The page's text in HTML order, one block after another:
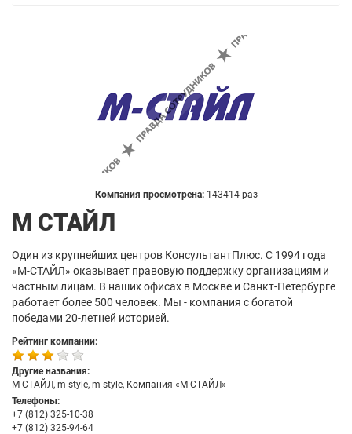
Компания просмотрена: 143414 раз
М СТАЙЛ
Один из крупнейших центров КонсультантПлюс. С 1994 года
«М-СТАЙЛ» оказывает правовую поддержку организациям и
частным лицам. В наших офисах в Москве и Санкт-Петербурге
работает более 500 человек. Мы - компания с богатой
победами 20-летней историей.
Рейтинг компании:
Другие названия:
М-СТАЙЛ, m style, m-style, Компания «М-СТАЙЛ»
Телефоны:
+7 (812) 325-10-38
+7 (812) 325-94-64